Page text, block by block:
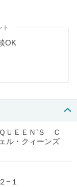
ト
OK
ＵＥＥＮ’Ｓ Ｃ
ル・クィーンズ
−１